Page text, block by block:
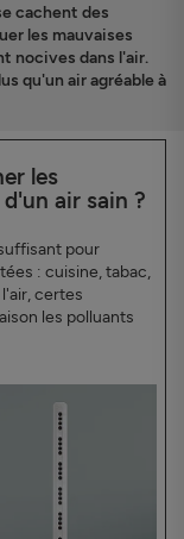
cachent des
les mauvaises
nocives dans l'air.
qu'un air agréable à
les
air sain ?
pour
: cuisine, tabac,
certes
les polluants